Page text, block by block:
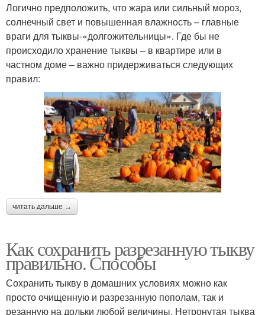
Логично предположить, что жара или сильный мороз,
солнечный свет и повышенная влажность – главные
враги для тыквы-«долгожительницы». Где бы не
происходило хранение тыквы – в квартире или в
частном доме – важно придерживаться следующих
правил:
читать дальше →
Как сохранить разрезанную тыкву
правильно. Способы
Сохранить тыкву в домашних условиях можно как
просто очищенную и разрезанную пополам, так и
резанную на дольки любой величины. Нетронутая тыква